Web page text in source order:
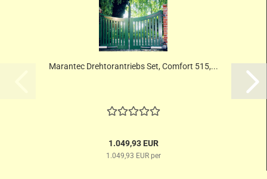
Marantec Drehtorantriebs Set, Comfort 515,...
1.049,93 EUR
1.049,93 EUR per